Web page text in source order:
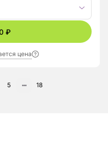
₽
цена
5 18